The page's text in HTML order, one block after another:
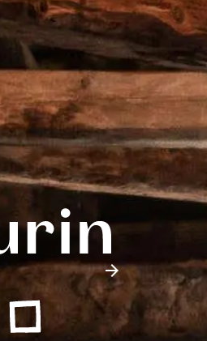
arrow_forward_ios